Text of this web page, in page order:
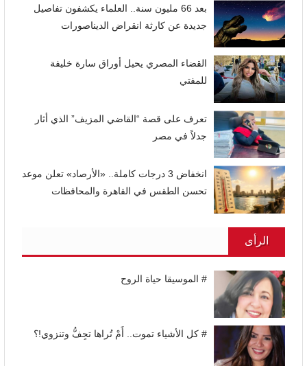
بعد 66 مليون سنة.. العلماء يكشفون تفاصيل
جديدة عن كارثة انقراض الديناصورات
القضاء المصري يحيل أوراق سارة خليفة
للمفتي
تعرف على قصة “القاضي المزيف” الذي أثار
جدلاً في مصر
انخفاض 3 درجات كاملة.. «الأرصاد» تعلن موعد
تحسن الطقس في القاهرة والمحافظات
الرأى
# الموسيقا حياة الروح
# كل الأشياء تموت.. أَمْ تُراها تجِفُّ وتنزوي!؟